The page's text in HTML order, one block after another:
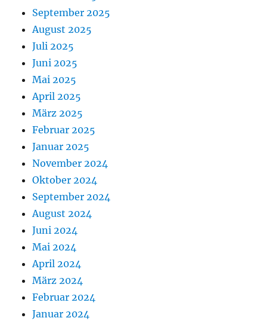
September 2025
August 2025
Juli 2025
Juni 2025
Mai 2025
April 2025
März 2025
Februar 2025
Januar 2025
November 2024
Oktober 2024
September 2024
August 2024
Juni 2024
Mai 2024
April 2024
März 2024
Februar 2024
Januar 2024